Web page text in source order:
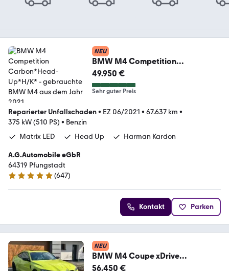
NEU
BMW M4 Competition
Carbon*Head-Up*H/K*
49.950 €
Sehr guter Preis
Reparierter Unfallschaden• EZ 06/2021 • 67.637 km •
375 kW (510 PS) • Benzin
Matrix LED
Head Up Harman Kardon
A.G.Automobile eGbR
64319 Pfungstadt
4.9 Sterne
(647)
Kontakt Parken
NEU
BMW M4 Coupe xDrive
Competition CARBON/EU
56.450 €